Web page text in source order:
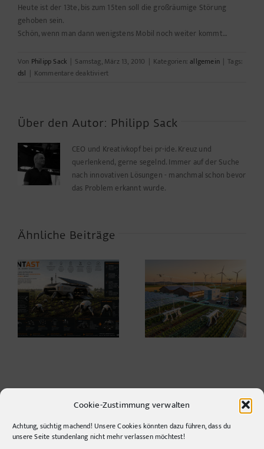
Cookie-Zustimmung verwalten
Achtung, süchtig machend! Unsere Cookies könnten dazu führen, dass du
unsere Seite stundenlang nicht mehr verlassen möchtest!
Heute ist der 13te, bis zum 15ten soll die großräumige Störung
gehoben sein.
Schön, wenn man dann wenigstens Mobil noch weiter kommt…
Von Philipp Sack | Samstag, März 13, 2010 | Kategorien:allgemein | Tags:
dsl | Kommentare deaktiviertfür
Steinzeit
Über den Autor: Philipp Sack
CEO und Kreativkopf bei pr-ide. Kreuz und
querlenkend, gerne segelnd. Immer auf der Suche
nach innovativen Lösungen - manchmal schon bevor
das Problem erkannt wurde.
Ähnliche Beiträge
Warum die
Energiewende auf
dem Acker nicht im
Motorraum beginnt
Agrarwelt 2035 –
Landwirtschaft nach
dem Wendepunkt*
CONTACT INFO